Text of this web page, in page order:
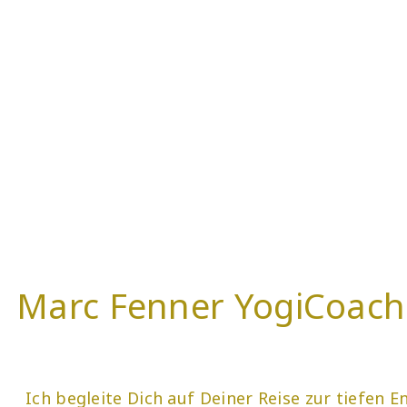
Marc Fenner YogiCoach
Ich begleite Dich auf Deiner Reise zur tiefen